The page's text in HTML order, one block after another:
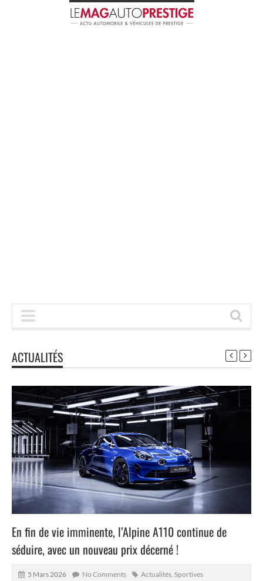
ACTUALITÉS
En fin de vie imminente, l’Alpine A110 continue de
séduire, avec un nouveau prix décerné !
5 Mars 2026 No Comments Actualités Sportives